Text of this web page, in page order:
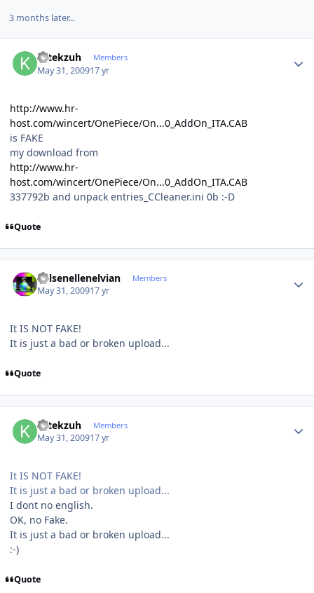
3 months later...
krtekzuh Members
May 31, 200917 yr
http://www.hr-
host.com/wincert/OnePiece/On...0_AddOn_ITA.CAB
is FAKE
my download from
http://www.hr-
host.com/wincert/OnePiece/On...0_AddOn_ITA.CAB
337792b and unpack entries_CCleaner.ini 0b :-D
Quote
Kelsenellenelvian Members
May 31, 200917 yr
It IS NOT FAKE!
It is just a bad or broken upload...
Quote
krtekzuh Members
May 31, 200917 yr
It IS NOT FAKE!
It is just a bad or broken upload...
I dont no english.
OK, no Fake.
It is just a bad or broken upload...
:-)
Quote